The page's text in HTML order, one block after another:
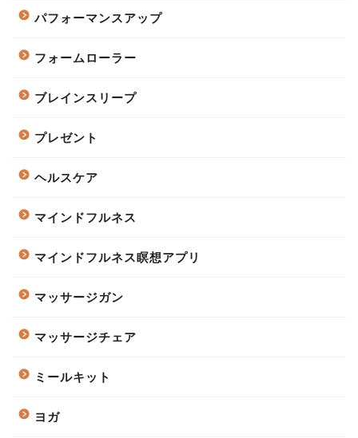
パフォーマンスアップ
フォームローラー
ブレインスリープ
プレゼント
ヘルスケア
マインドフルネス
マインドフルネス瞑想アプリ
マッサージガン
マッサージチェア
ミールキット
ヨガ